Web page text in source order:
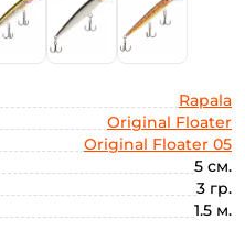
Rapala
Original Floater
Original Floater 05
5 см.
3 гр.
1.5 м.